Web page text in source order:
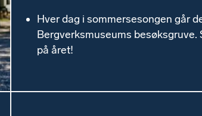
Hver dag i sommersesongen går
Bergverksmuseums
på året!